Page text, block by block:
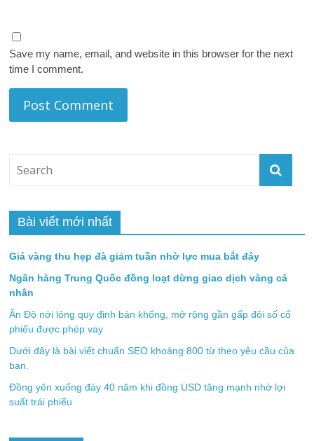
Save my name, email, and website in this browser for the next
time I comment.
Bài viết mới nhất
Giá vàng thu hẹp đà giảm tuần nhờ lực mua bắt đáy
Ngân hàng Trung Quốc đồng loạt dừng giao dịch vàng cá
nhân
Ấn Độ nới lỏng quy định bán khống, mở rộng gần gấp đôi số cổ
phiếu được phép vay
Dưới đây là bài viết chuẩn SEO khoảng 800 từ theo yêu cầu của
bạn.
Đồng yên xuống đáy 40 năm khi đồng USD tăng mạnh nhờ lợi
suất trái phiếu